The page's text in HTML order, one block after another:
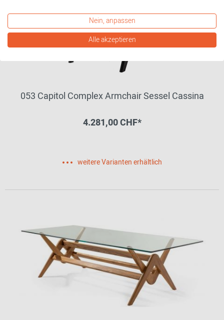
053 Capitol Complex Armchair Sessel Cassina
4.281,00 CHF*
weitere Varianten erhältlich
Nein, anpassen
Alle akzeptieren